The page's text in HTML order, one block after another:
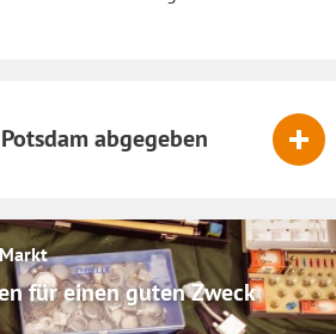
abgegeben
für einen guten Zweck